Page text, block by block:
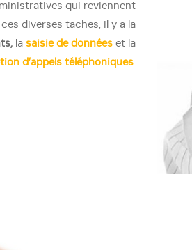
qui reviennent
diverses taches, il y a la
la saisie de données et la
d’appels téléphoniques.